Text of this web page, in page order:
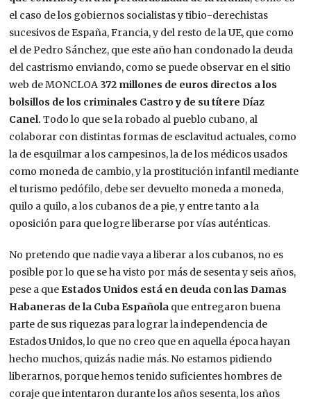
el caso de los gobiernos socialistas y tibio-derechistas
sucesivos de España, Francia, y del resto de la UE, que como
el de Pedro Sánchez, que este año han condonado la deuda
del castrismo enviando, como se puede observar en el sitio
web de MONCLOA 372 millones de euros directos a los
bolsillos de los criminales Castro y de su títere Díaz
Canel. Todo lo que se la robado al pueblo cubano, al
colaborar con distintas formas de esclavitud actuales, como
la de esquilmar a los campesinos, la de los médicos usados
como moneda de cambio, y la prostitución infantil mediante
el turismo pedófilo, debe ser devuelto moneda a moneda,
quilo a quilo, a los cubanos de a pie, y entre tanto a la
oposición para que logre liberarse por vías auténticas.
No pretendo que nadie vaya a liberar a los cubanos, no es
posible por lo que se ha visto por más de sesenta y seis años,
pese a que Estados Unidos está en deuda con las Damas
Habaneras de la Cuba Española que entregaron buena
parte de sus riquezas para lograr la independencia de
Estados Unidos, lo que no creo que en aquella época hayan
hecho muchos, quizás nadie más. No estamos pidiendo
liberarnos, porque hemos tenido suficientes hombres de
coraje que intentaron durante los años sesenta, los años